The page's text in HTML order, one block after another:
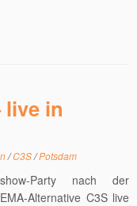
live in
/C3S/Potsdam
Party nach der
Alternative C3S live